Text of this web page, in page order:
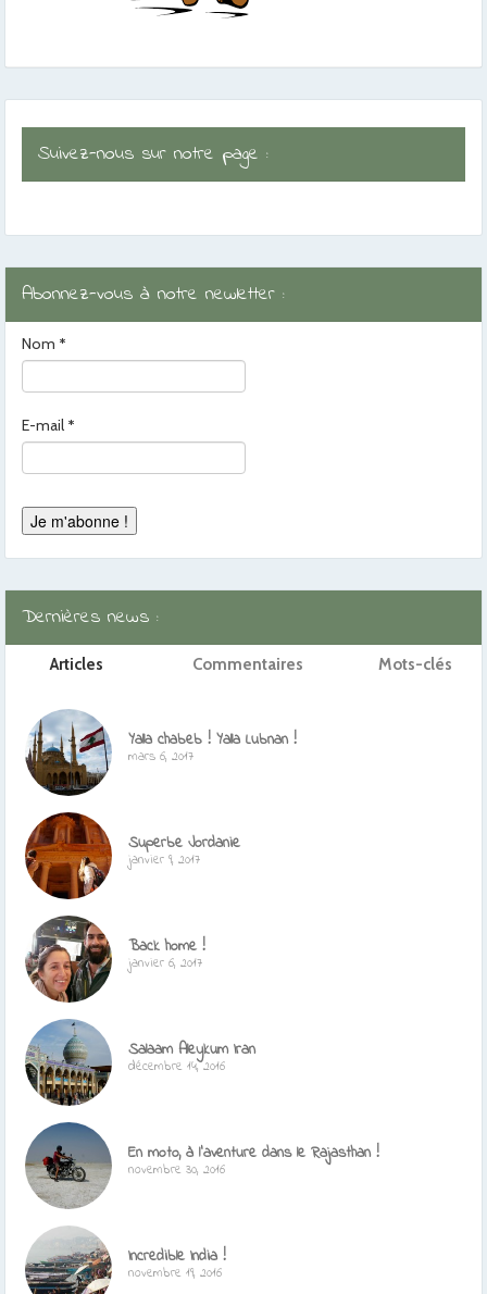
Suivez-nous sur notre page :
Abonnez-vous à notre newletter :
Nom *
E-mail *
Dernières news :
Articles Commentaires Mots-clés
Yalla chabeb ! Yalla Lubnan !
mars 6, 2017
Superbe Jordanie
janvier 9, 2017
Back home !
janvier 6, 2017
Salaam Aleykum Iran
décembre 14, 2016
En moto, à l’aventure dans le Rajasthan !
novembre 30, 2016
Incredible India !
novembre 19, 2016